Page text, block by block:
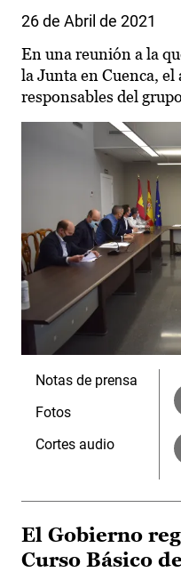
26 de Abril de 2021
En una reunión a la
la Junta en Cuenca, el
responsables del
Notas de prensa
Fotos
Cortes audio
El Gobierno
Curso Básico